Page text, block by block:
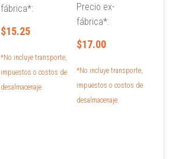
fábrica*:
$15.25
*No incluye transporte,
impuestos o costos de
desalmacenaje.
Precio ex-
fábrica*:
$17.00
*No incluye transporte,
impuestos o costos de
desalmacenaje.